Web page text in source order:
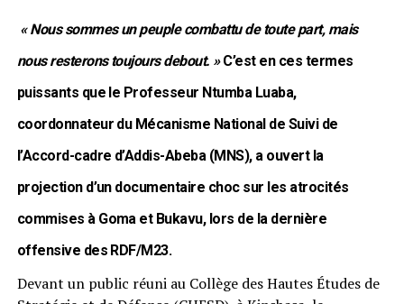
« Nous sommes un peuple combattu de toute part, mais
nous resterons toujours debout. »C’est en ces termes
puissants que le Professeur Ntumba Luaba,
coordonnateur du Mécanisme National de Suivi de
l’Accord-cadre d’Addis-Abeba (MNS), a ouvert la
projection d’un documentaire choc sur les atrocités
commises à Goma et Bukavu, lors de la dernière
offensive des RDF/M23.
Devant un public réuni au Collège des Hautes Études de